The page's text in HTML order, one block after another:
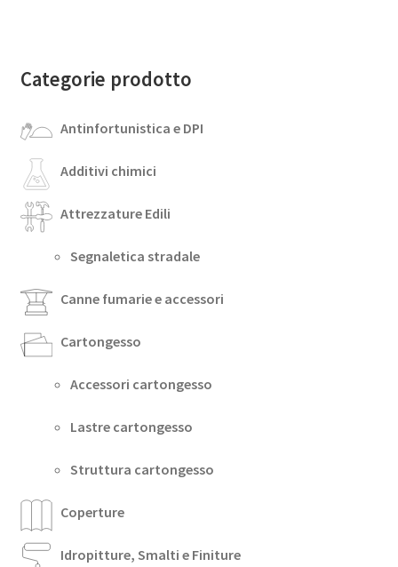
Categorie prodotto
Antinfortunistica e DPI
Additivi chimici
Attrezzature Edili
Segnaletica stradale
Canne fumarie e accessori
Cartongesso
Accessori cartongesso
Lastre cartongesso
Struttura cartongesso
Coperture
Idropitture, Smalti e Finiture